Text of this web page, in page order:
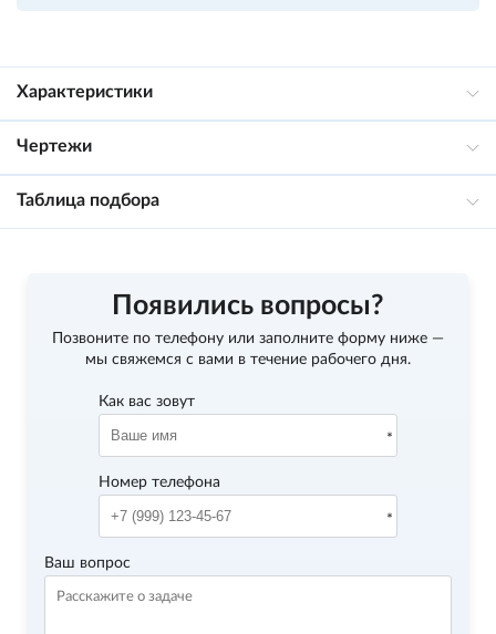
Характеристики
Чертежи
Таблица подбора
Появились вопросы?
Позвоните по телефону или заполните форму ниже —
мы свяжемся с вами в течение рабочего дня.
Как вас зовут
Номер телефона
Ваш вопрос